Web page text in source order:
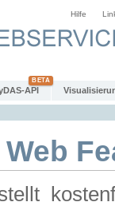
Hilfe
API